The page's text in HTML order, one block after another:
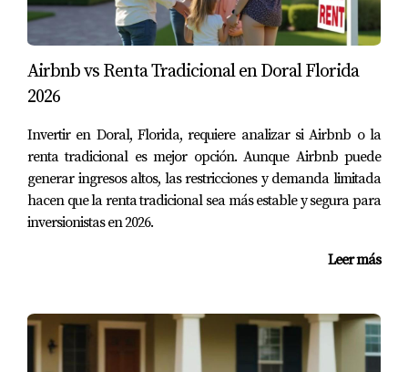
¿Cuál es la mejor zona para invertir en
propiedades en 2026?
La mejor zona dependerá de tus objetivos personales.
Pembroke Pines presentan un crecimiento acelerado.
¿Qué tipo de propiedad debo buscar?
Considera tus metas financieras. Si buscas flujo de caja
ideal. Para apreciación, mira las nuevas construcciones
¿Es mejor invertir solo o buscar
asesoramiento?
Airbnb vs Renta Tradicional en Doral Florida
2026
Invertir en Doral, Florida, requiere analizar si Airbnb o la
renta tradicional es mejor opción. Aunque Airbnb puede
generar ingresos altos, las restricciones y demanda limitada
hacen que la renta tradicional sea más estable y segura para
inversionistas en 2026.
Leer más